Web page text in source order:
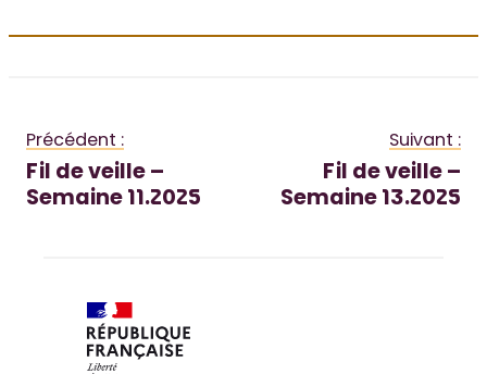
Précédent :
Fil de veille –
Semaine 11.2025
Suivant :
Fil de veille –
Semaine 13.2025